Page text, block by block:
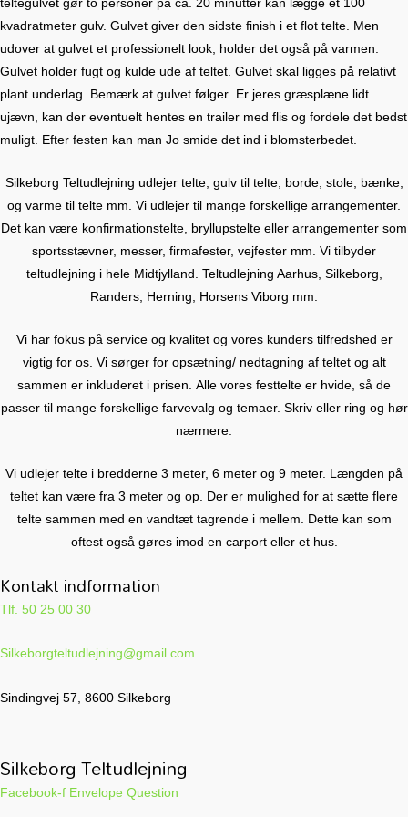
teltegulvet gør to personer på ca. 20 minutter kan lægge et 100
kvadratmeter gulv. Gulvet giver den sidste finish i et flot telte. Men
udover at gulvet et professionelt look, holder det også på varmen.
Gulvet holder fugt og kulde ude af teltet. Gulvet skal ligges på relativt
plant underlag. Bemærk at gulvet følger
Er jeres græsplæne lidt
ujævn, kan der eventuelt hentes en trailer med flis og fordele det bedst
muligt. Efter festen kan man Jo smide det ind i blomsterbedet.
Silkeborg Teltudlejning udlejer telte, gulv til telte, borde, stole, bænke,
og varme til telte mm. Vi udlejer til mange forskellige arrangementer.
Det kan være konfirmationstelte, bryllupstelte eller arrangementer som
sportsstævner, messer, firmafester, vejfester mm. Vi tilbyder
teltudlejning i hele Midtjylland. Teltudlejning Aarhus, Silkeborg,
Randers, Herning, Horsens Viborg mm.
Vi har fokus på service og kvalitet og vores kunders tilfredshed er
vigtig for os. Vi sørger for opsætning/ nedtagning af teltet og alt
sammen er inkluderet i prisen. Alle vores festtelte er hvide, så de
passer til mange forskellige farvevalg og temaer. Skriv eller ring og hør
nærmere:
Vi udlejer telte i bredderne 3 meter, 6 meter og 9 meter. Længden på
teltet kan være fra 3 meter og op. Der er mulighed for at sætte flere
telte sammen med en vandtæt tagrende i mellem. Dette kan som
oftest også gøres imod en carport eller et hus.
Kontakt indformation
Tlf. 50 25 00 30
Silkeborgteltudlejning@gmail.com
Sindingvej 57, 8600 Silkeborg
Silkeborg Teltudlejning
Facebook-f Envelope Question